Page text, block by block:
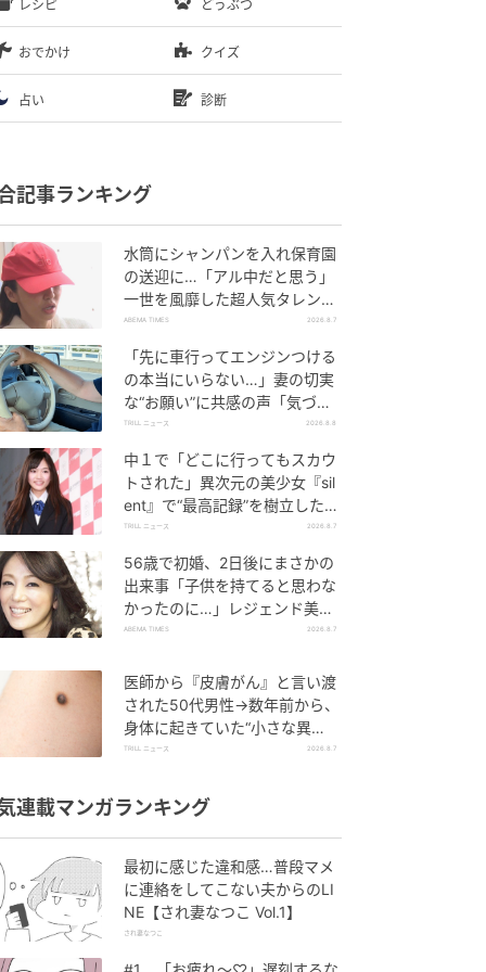
レシピ どうぶつ
おでかけ クイズ
占い 診断
記事ランキング
水筒にシャンパンを入れ保育園
の送迎に…「アル中だと思う」
一世を風靡した超人気タレン
ト、酒漬けだった日々を告白
ABEMA TIMES 2026.8.7
「先に車行ってエンジンつける
の本当にいらない…」妻の切実
な“お願い”に共感の声「気づか
ないんですよね…」
TRILL ニュース 2026.8.8
中１で「どこに行ってもスカウ
トされた」異次元の美少女『sil
ent』で“最高記録”を樹立した
「反則級」の【トップ女優】
TRILL ニュース 2026.8.7
56歳で初婚、2日後にまさかの
出来事「子供を持てると思わな
かったのに…」レジェンド美魔
女が当時の心境を告白
ABEMA TIMES 2026.8.7
医師から『皮膚がん』と言い渡
された50代男性→数年前から、
身体に起きていた“小さな異
変”に「あのとき受診していれ
TRILL ニュース 2026.8.7
連載マンガランキング
最初に感じた違和感…普段マメ
に連絡をしてこない夫からのLI
NE【され妻なつこ Vol.1】
され妻なつこ